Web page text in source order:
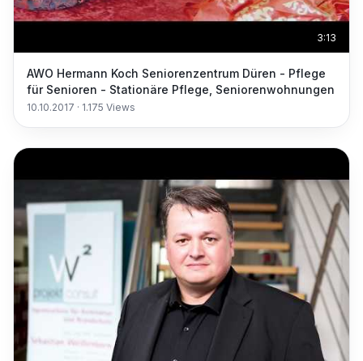
3:13
AWO Hermann Koch Seniorenzentrum Düren - Pflege
für Senioren - Stationäre Pflege, Seniorenwohnungen
10.10.2017 · 1.175 Views